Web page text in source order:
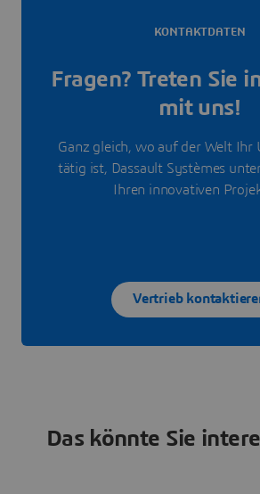
KONTAKTDATEN
Fragen? Treten Sie
mit uns!
Ganz gleich, wo auf der Welt Ihr
tätig ist, Dassault Systèmes
Ihren innovativen
Vertrieb
Das könnte Sie